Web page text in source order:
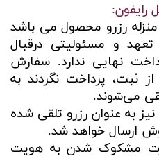
رایفون:
رزرو محصول می باشد
و مسئولیتی درقبال
نهایی ندارد. سفارش
پس از ثبت، پرداخت نگردند به
می‌شوند.
به عنوان رزرو تلقی شده
ارسال خواهد شد.
مشکوک شدن به هویت